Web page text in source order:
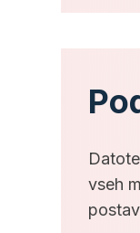
vseh